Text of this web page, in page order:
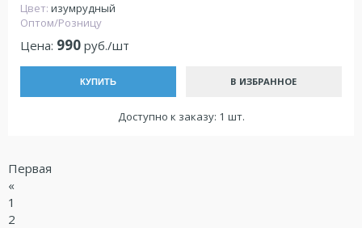
Цвет: изумрудный
Оптом/Розницу
Цена: 990 руб./шт
КУПИТЬ В ИЗБРАННОЕ
Доступно к заказу: 1 шт.
Первая
«
1
2